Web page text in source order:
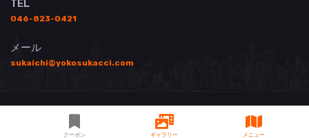
クーポン ギャラリー メニュー
TEL
046-823-0421
メール
sukaichi@yokosukacci.com
© 横須賀商工会議所 All Rights Reserved.
掲載について
お問い合わせ 登録店用管理画面 3